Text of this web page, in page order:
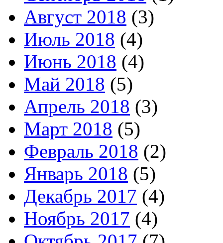
Август 2018 (3)
Июль 2018 (4)
Июнь 2018 (4)
Май 2018 (5)
Апрель 2018 (3)
Март 2018 (5)
Февраль 2018 (2)
Январь 2018 (5)
Декабрь 2017 (4)
Ноябрь 2017 (4)